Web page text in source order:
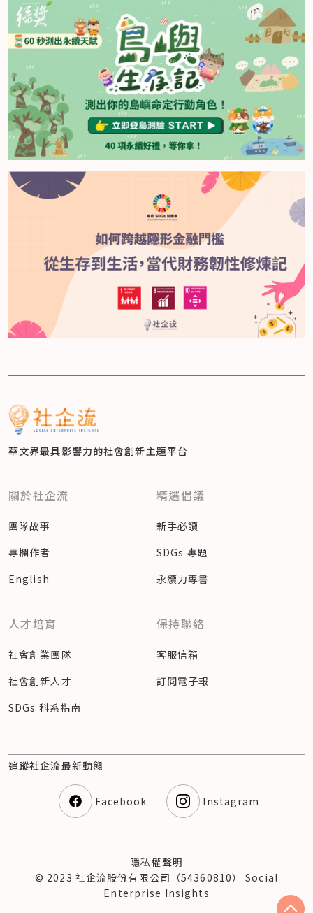
華文界最具影響力的社會創新主題平台
關於社企流
團隊故事
專欄作者
English
精選倡議
新手必讀
SDGs 專題
永續力專書
人才培育
社會創業團隊
社會創新人才
SDGs 科系指南
保持聯絡
客服信箱
訂閱電子報
追蹤社企流最新動態
Facebook Instagram
隱私權聲明
© 2023 社企流股份有限公司（54360810） Social
Enterprise Insights